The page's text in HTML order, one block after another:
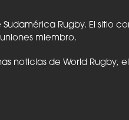
Rugby. El sitio
miembro.
noticias de World Rugby,